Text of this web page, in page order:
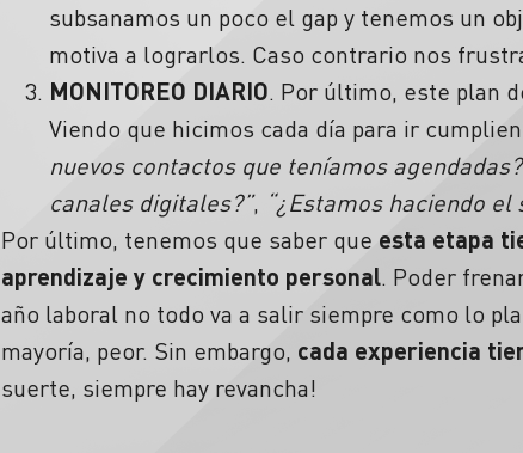
subsanamos un poco el gap y tenemos un
motiva a lograrlos. Caso contrario nos
MONITOREO DIARIO. Por último, este plan
Viendo que hicimos cada día para ir
nuevos contactos que teníamos
canales digitales?”, “¿Estamos haciendo
Por último, tenemos que saber que esta etapa
aprendizaje y crecimiento personal. Poder
año laboral no todo va a salir siempre como lo
mayoría, peor. Sin embargo, cada experiencia
suerte, siempre hay revancha!